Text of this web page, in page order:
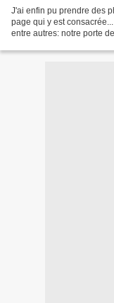
J'ai enfin pu prendre des
page qui y est
entre autres: notre porte